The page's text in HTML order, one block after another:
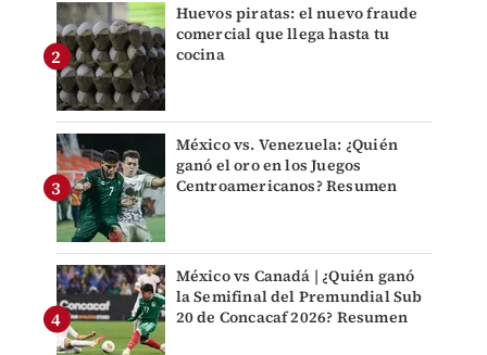
Huevos piratas: el nuevo fraude
comercial que llega hasta tu
cocina
México vs. Venezuela: ¿Quién
ganó el oro en los Juegos
Centroamericanos? Resumen
México vs Canadá | ¿Quién ganó
la Semifinal del Premundial Sub
20 de Concacaf 2026? Resumen